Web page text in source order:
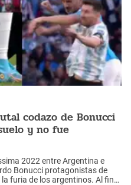
codazo de Bonucci
y no fue
2022 entre Argentina e
Bonucci protagonistas de
furia de los argentinos. Al final